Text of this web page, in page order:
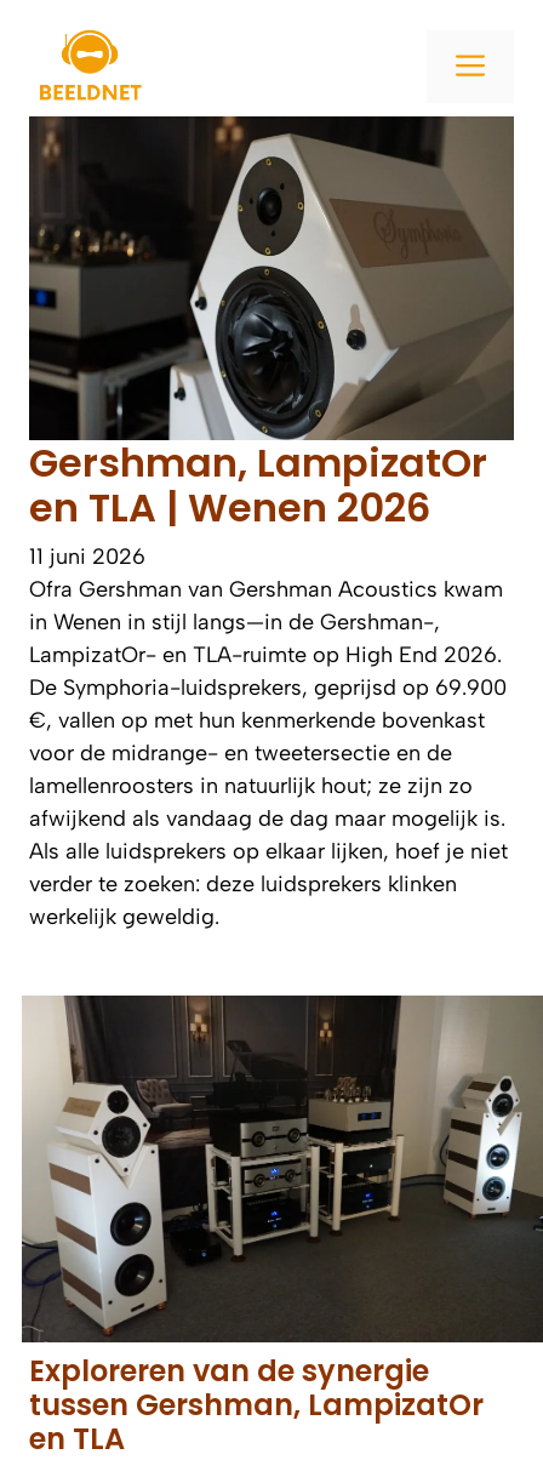
inhoud
Gershman, LampizatOr
en TLA | Wenen 2026
11 juni 2026
Ofra Gershman van Gershman Acoustics kwam
in Wenen in stijl langs—in de Gershman-,
LampizatOr- en TLA-ruimte op High End 2026.
De Symphoria-luidsprekers, geprijsd op 69.900
€, vallen op met hun kenmerkende bovenkast
voor de midrange- en tweetersectie en de
lamellenroosters in natuurlijk hout; ze zijn zo
afwijkend als vandaag de dag maar mogelijk is.
Als alle luidsprekers op elkaar lijken, hoef je niet
verder te zoeken: deze luidsprekers klinken
werkelijk geweldig.
Exploreren van de synergie
tussen Gershman, LampizatOr
en TLA